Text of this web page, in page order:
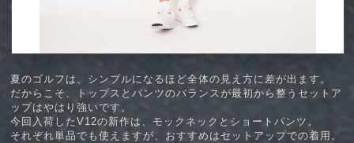
夏のゴルフは、シンプルになるほど全体の見え方に差が出ます。
だからこそ、トップスとパンツのバランスが最初から整うセットア
ップはやはり強いです。
今回入荷したV12の新作は、モックネックとショートパンツ。
それぞれ単品でも使えますが、おすすめはセットアップでの着用。